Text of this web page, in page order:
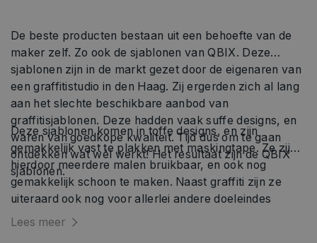
De beste producten bestaan uit een behoefte van de
maker zelf. Zo ook de sjablonen van QBIX. Deze
sjablonen zijn in de markt gezet door de eigenaren van
een graffitistudio in den Haag. Zij ergerden zich al lang
aan het slechte beschikbare aanbod van
graffitisjablonen. Deze hadden vaak suffe designs, en
waren van goedkope kwaliteit. Tijd dus om te gaan
ontdekken wat wél werkt! Het resultaat zijn de QBIX
sjablonen.
Deze sjablonen komen in toffe designs, en zijn
gemakkelijk vast te plakken met maskingtape. Ze zijn
hierdoor meerdere malen bruikbaar, en ook nog
gemakkelijk schoon te maken. Naast graffiti zijn ze
uiteraard ook nog voor allerlei andere doeleindes
geschikt waarbij je bv. Een toffe letterstijl wil gebruiken
Lees meer